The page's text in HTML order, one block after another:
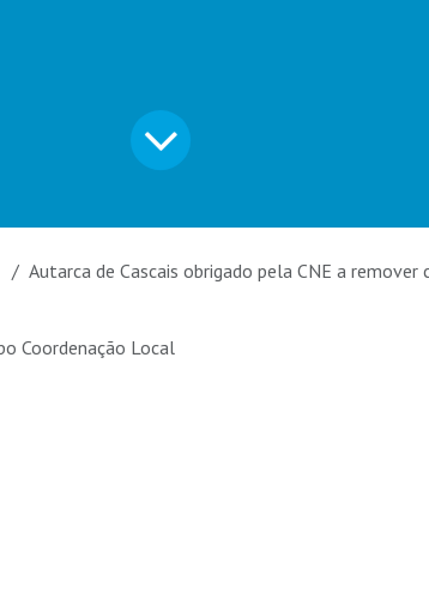
Autarca de Cascais obrigado pela CNE a remover
Coordenação Local